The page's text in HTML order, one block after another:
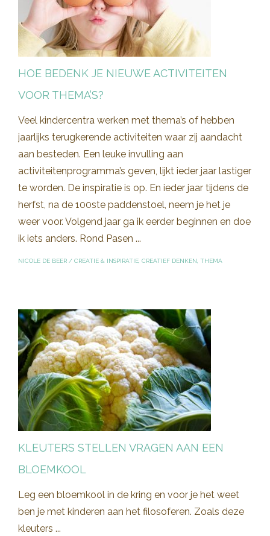
HOE BEDENK JE NIEUWE ACTIVITEITEN
VOOR THEMA’S?
Veel kindercentra werken met thema’s of hebben
jaarlijks terugkerende activiteiten waar zij aandacht
aan besteden. Een leuke invulling aan
activiteitenprogramma’s geven, lijkt ieder jaar lastiger
te worden. De inspiratie is op. En ieder jaar tijdens de
herfst, na de 100ste paddenstoel, neem je het je
weer voor. Volgend jaar ga ik eerder beginnen en doe
ik iets anders. Rond Pasen ...
NICOLE DE BEER / CREATIE & INSPIRATIE CREATIEF DENKEN THEMA
KLEUTERS STELLEN VRAGEN AAN EEN
BLOEMKOOL
Leg een bloemkool in de kring en voor je het weet
ben je met kinderen aan het filosoferen. Zoals deze
kleuters ...